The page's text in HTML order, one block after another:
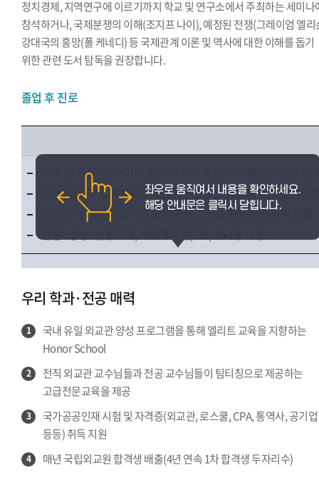
정치경제, 지역연구에 이르기까지 학교 및 연구소에서 주최하는 세미나
참석하거나, 국제분쟁의 이해(조지프 나이), 예정된 전쟁(그레이엄 엘리
강대국의 흥망(폴 케네디) 등 국제관계 이론 및 역사에 대한 이해를 돕기
위한 관련 도서 탐독을 권장합니다.
졸업 후 진로
정부 및 공공기관 : 외교관, 국제기구 직원, 국가정보원 요원
통번역전문가 : 통번역대학원 입학 프로그램을 활용한 통번역
법조인 : 법학전문대학원 입학 프로그램을 활용한 법조계 진출
우리 학과·전공 매력
1
국내 유일 외교관 양성 프로그램을 통해 엘리트 교육을 지향하는
Honor School
2
전직 외교관 교수님들과 전공 교수님들이 팀티칭으로 제공하는
고급전문교육을 제공
3
국가공공인재 시험 및 자격증(외교관, 로스쿨, CPA, 통역사, 공기업
등등) 취득 지원
4 매년 국립외교원 합격생 배출(4년 연속 1차 합격생 두자리수)